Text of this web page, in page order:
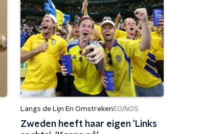
Langs de Lijn En Omstreken EO/NOS
Zweden heeft haar eigen 'Links